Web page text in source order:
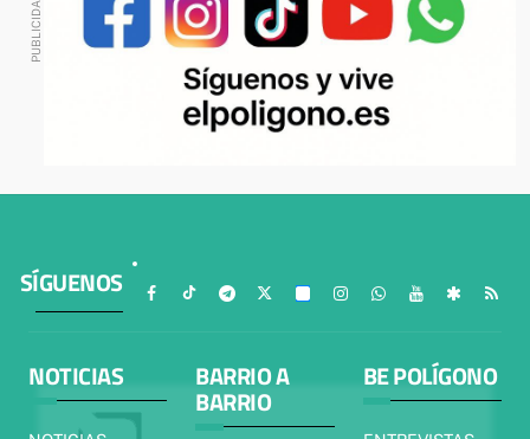
SÍGUENOS
NOTICIAS BARRIO A
BARRIO
BE POLÍGONO